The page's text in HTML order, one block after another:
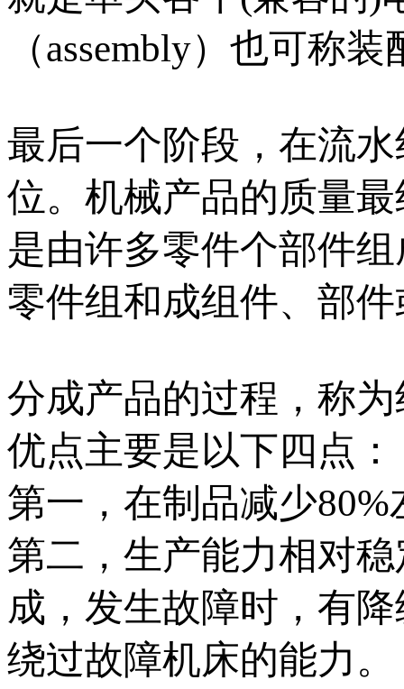
（assembly）也可称
最后一个阶段，在流
位。机械产品的质量
是由许多零件个部件
零件组和成组件、部
分成产品的过程，称
优点主要是以下四点：
第一，在制品减少
第二，生产能力相对
成，发生故障时，有
绕过故障机床的能力。